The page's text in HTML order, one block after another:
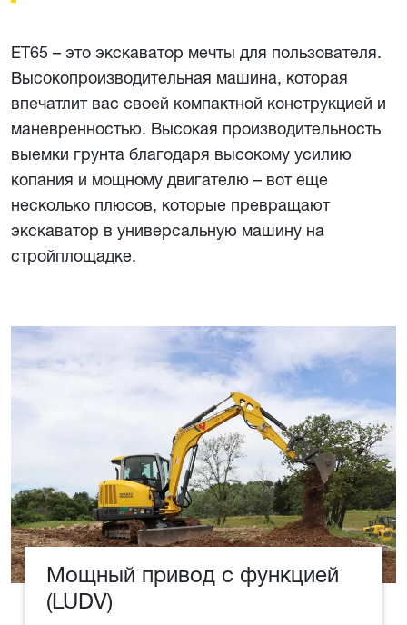
ET65 – это экскаватор мечты для пользователя.
Высокопроизводительная машина, которая
впечатлит вас своей компактной конструкцией и
маневренностью. Высокая производительность
выемки грунта благодаря высокому усилию
копания и мощному двигателю – вот еще
несколько плюсов, которые превращают
экскаватор в универсальную машину на
стройплощадке.
Мощный привод с функцией
(LUDV)